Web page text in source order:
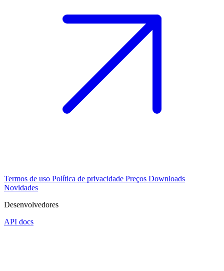
Termos de uso Política de privacidade Preços Downloads
Novidades
Desenvolvedores
API docs